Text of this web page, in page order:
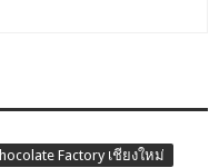
Factory เชียงใหม่